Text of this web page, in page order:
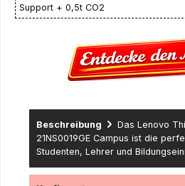
Support + 0,5t CO2
Beschreibung
Das Lenovo
21NS0019GE Campus ist die
Studenten, Lehrer und